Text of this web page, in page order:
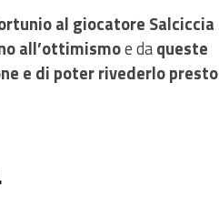
al giocatore Salciccia
all’ottimismoe daqueste
e di poter rivederlo presto